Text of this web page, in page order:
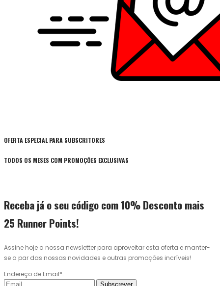
OFERTA ESPECIAL PARA SUBSCRITORES
TODOS OS MESES COM PROMOÇÕES EXCLUSIVAS
Receba já o seu código com 10% Desconto mais
25 Runner Points!
Assine hoje a nossa newsletter para aproveitar esta oferta e manter-
se a par das nossas novidades e outras promoções incríveis!
Endereço de Email*:
Subscrever